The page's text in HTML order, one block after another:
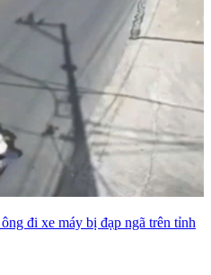
đi xe máy bị đạp ngã trên tỉnh